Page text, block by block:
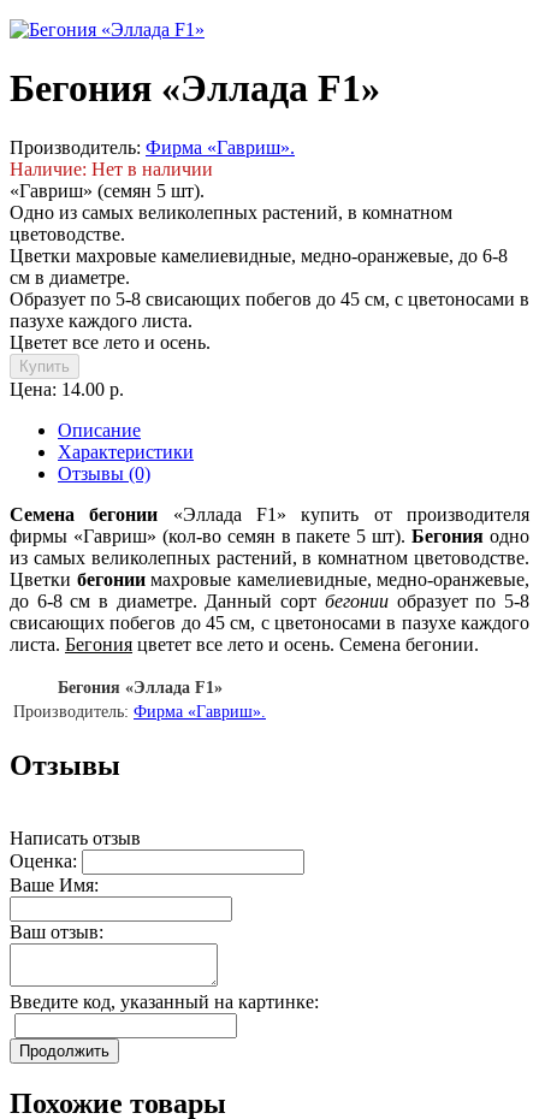
Бегония «Эллада F1»
Производитель: Фирма «Гавриш».
Наличие: Нет в наличии
«Гавриш» (семян 5 шт).
Одно из самых великолепных растений, в комнатном
цветоводстве.
Цветки махровые камелиевидные, медно-оранжевые, до 6-8
см в диаметре.
Образует по 5-8 свисающих побегов до 45 см, с цветоносами в
пазухе каждого листа.
Цветет все лето и осень.
Купить
Цена: 14.00 р.
Описание
Характеристики
Отзывы (0)
Семена бегонии «Эллада F1» купить от производителя
фирмы «Гавриш» (кол-во семян в пакете 5 шт).Бегония одно
из самых великолепных растений, в комнатном цветоводстве.
Цветки бегониимахровые камелиевидные, медно-оранжевые,
до 6-8 см в диаметре. Данный сорт бегонииобразует по 5-8
свисающих побегов до 45 см, с цветоносами в пазухе каждого
листа. Бегония цветет все лето и осень. Семена бегонии.
Бегония «Эллада F1»
Производитель: Фирма «Гавриш».
Отзывы
Написать отзыв
Оценка:
Ваше Имя:
Ваш отзыв:
Введите код, указанный на картинке:
Продолжить
Похожие товары